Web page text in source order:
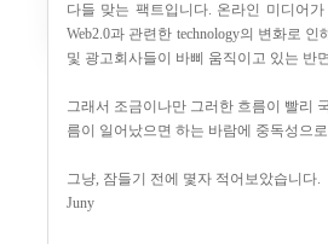
다들 맞는 팩트입니다. 온라인 미디어
Web2.0과 관련한 technology의 변화로
및 광고회사들이 바삐 움직이고 있는 반
그래서 조금이나만 그러한 흐름이 빨리
름이 일어났으면 하는 바람에 중독성으
그냥, 잠들기 전에 몇자 적어보았습니다.
Juny